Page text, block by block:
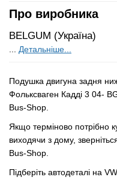
Про виробника
BELGUM (Україна)
Детальніше...
Подушка двигуна задня
Фольксваген Кадді 3 04-
Bus-Shop.
Якщо терміново потрібно
виходячи з дому,
Bus-Shop.
Підберіть автодеталі на